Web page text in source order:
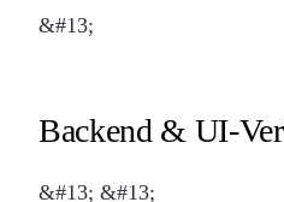
&#13;
Backend & UI-
&#13; &#13;